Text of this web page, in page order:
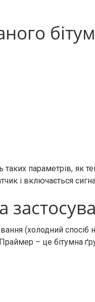
параметрів, як
і включається
(холодний спосіб
– це бітумна